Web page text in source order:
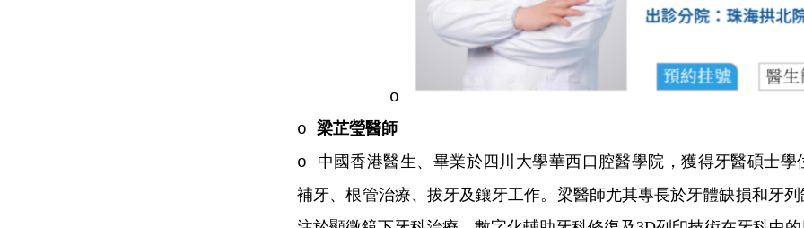
o
o梁芷瑩醫師
o 中國香港醫生 、 畢業於四川大學華西口腔醫學院，獲得牙醫碩士
補牙、根管治療、拔牙及鑲牙工作。梁醫師尤其專長於牙體缺損和牙